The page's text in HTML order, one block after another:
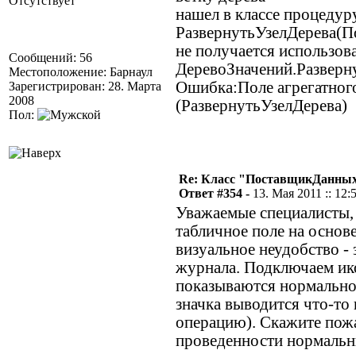
Сообщений: 56
Местоположение: Барнаул
Зарегистрирован: 28. Марта
2008
Пол:
нашел в классе
не получается
Ошибка:Поле
(РазвернутьУзелДерева)
Re: Класс
Ответ #354 - 13. Мая 2011 ::
Уважаемые специалисты,
табличное поле на
визуальное неудобство
журнала. Подключаем
показываются
значка выводится что-
операцию). Скажите
проведенности